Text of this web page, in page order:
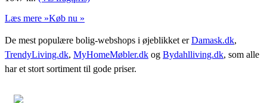
Læs mere »Køb nu »
De mest populære bolig-webshops i øjeblikket erDamask.dk,
TrendyLiving.dk, MyHomeMøbler.dk og Bydahlliving.dk, som alle
har et stort sortiment til gode priser.